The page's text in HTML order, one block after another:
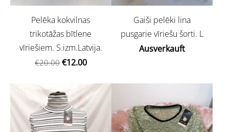
Pelēka kokvilnas
trikotāžas bītlene
vīriešiem. S.izm.Latvija.
€20.00 €12.00
Gaiši pelēki lina
pusgarie vīriešu šorti. L
Ausverkauft